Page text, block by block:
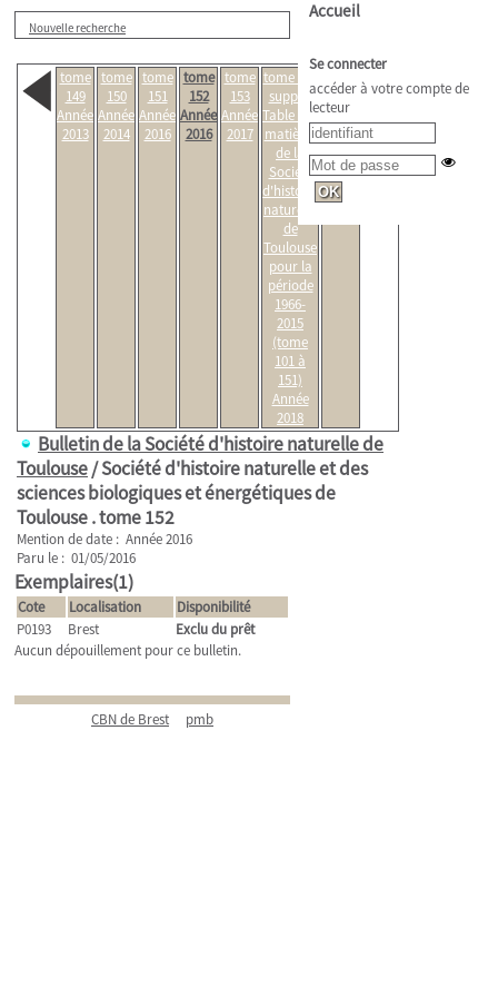
Nouvelle recherche
tome
149
Année
2013
tome
150
Année
2014
tome
151
Année
2016
tome
152
Année
2016
tome
153
Année
2017
tome 154
suppl. -
Table des
matières
de la
Société
d'histoire
naturelle
de
Toulouse
pour la
période
1966-
2015
(tome
101 à
151)
Année
2018
tome
154
Année
2018
Bulletin de la Société d'histoire naturelle de
Toulouse/ Société d'histoire naturelle et des
sciences biologiques et énergétiques de
Toulouse .tome 152
Mention de date : Année 2016
Paru le : 01/05/2016
Exemplaires(1)
Cote Localisation
Disponibilité
P0193
Brest
Exclu du prêt
Aucun dépouillement pour ce bulletin.
CBN de Brest pmb
Accueil
Se connecter
accéder à votre compte de
lecteur